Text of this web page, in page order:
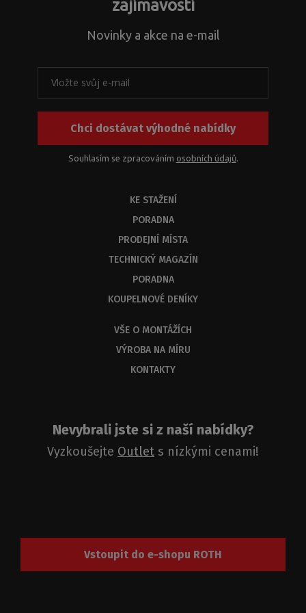
problematikou
našim
produktům
nebo
kombinací.
zajímavostí
Novinky a akce na e-mail
Chci dostávat výhodné nabídky
Souhlasím se zpracováním osobních údajů.
KE STAŽENÍ
PORADNA
PRODEJNÍ MÍSTA
TECHNICKÝ MAGAZÍN
PORADNA
KOUPELNOVÉ DENÍKY
VŠE O MONTÁŽÍCH
VÝROBA NA MÍRU
KONTAKTY
Nevybrali jste si z naší nabídky?
Vyzkoušejte Outlet s nízkými cenami!
Vstoupit do e-shopu ROTH